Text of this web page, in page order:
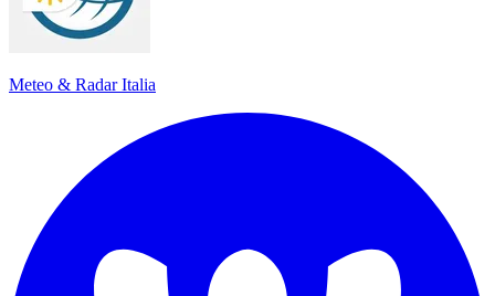
Meteo & Radar Italia